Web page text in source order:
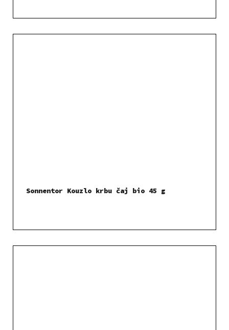
Sonnentor Kouzlo krbu čaj bio 45 g